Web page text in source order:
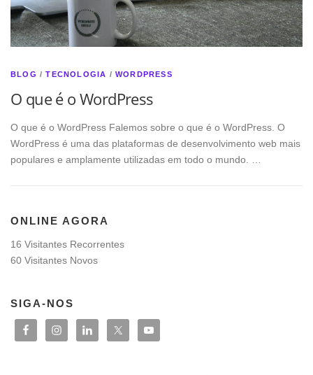
BLOG /TECNOLOGIA /WORDPRESS
O que é o WordPress
O que é o WordPress Falemos sobre o que é o WordPress. O
WordPress é uma das plataformas de desenvolvimento web mais
populares e amplamente utilizadas em todo o mundo. …
ONLINE AGORA
16 Visitantes Recorrentes
60 Visitantes Novos
SIGA-NOS